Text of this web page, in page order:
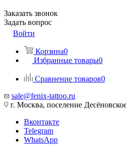
Заказать звонок
Задать вопрос
Войти
Корзина0
Избранные товары0
Сравнение товаров0
sale@fenix-tattoo.ru
г. Москва, поселение
Вконтакте
Telegram
WhatsApp